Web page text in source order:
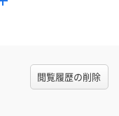
閲覧履歴の削除